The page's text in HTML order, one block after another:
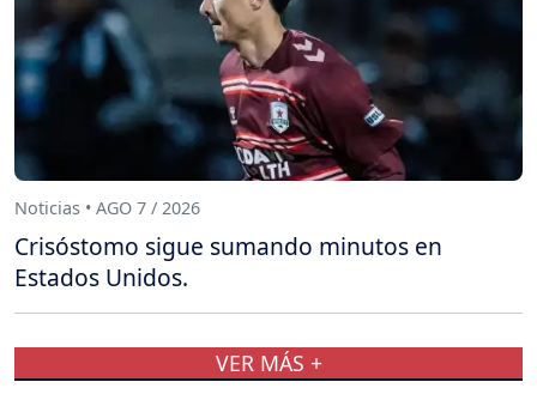
Noticias • AGO 7 / 2026
Crisóstomo sigue sumando minutos en
Estados Unidos.
VER MÁS +